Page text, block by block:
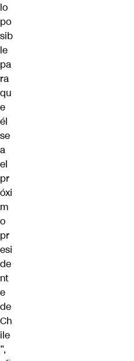
lo
po
sib
le
pa
ra
qu
e
él
se
a
el
pr
óxi
m
o
pr
esi
de
nt
e
de
Ch
ile
”,